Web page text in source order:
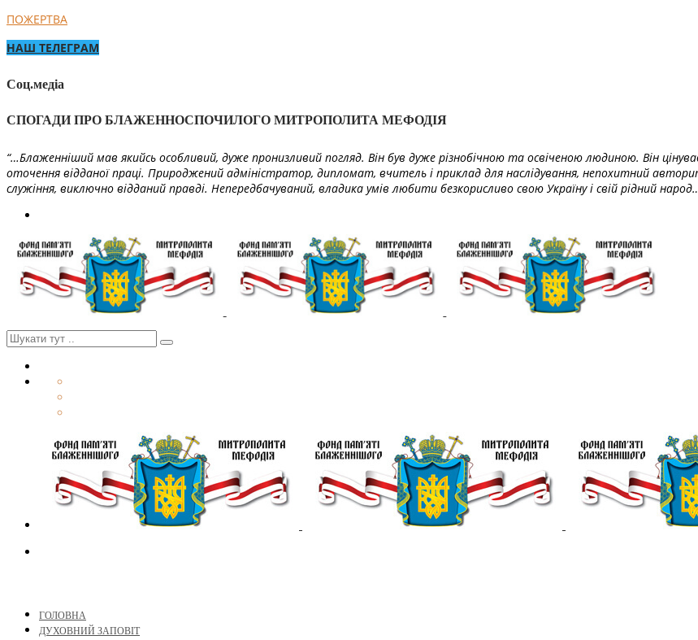
ПОЖЕРТВА
НАШ ТЕЛЕГРАМ
Соц.медіа
СПОГАДИ ПРО БЛАЖЕННОСПОЧИЛОГО МИТРОПОЛИТА МЕФОДІЯ
“…Блаженніший мав якийсь особливий, дуже пронизливий погляд. Він був дуже різнобічною та освіченою людиною. Він
оточення відданої праці. Природжений адміністратор, дипломат, вчитель і приклад для наслідування, непохитний
служіння, виключно відданий правді. Непередбачуваний, владика умів любити безкорисливо свою Україну і свій рідний
ГОЛОВНА
ДУХОВНИЙ ЗАПОВІТ